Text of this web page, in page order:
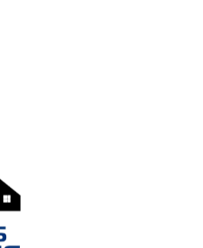
do impacto
limita a
bateria cral uma
usuários.
cral